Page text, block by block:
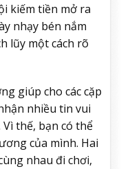
kiếm tiền mở ra
nhạy bén nắm
lũy một cách rõ
giúp cho các cặp
nhiều tin vui
thế, bạn có thể
của mình. Hai
nhau đi chơi,